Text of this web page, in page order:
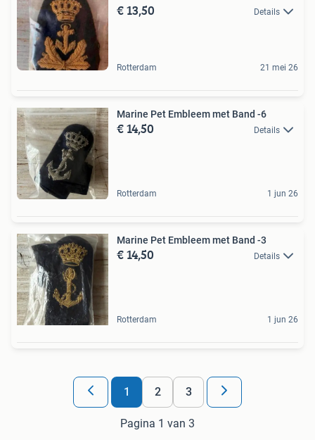
€ 13,50 Details
Rotterdam 21 mei 26
Marine Pet Embleem met Band -6
€ 14,50 Details
Rotterdam 1 jun 26
Marine Pet Embleem met Band -3
€ 14,50 Details
Rotterdam 1 jun 26
1 2 3
Pagina 1 van 3